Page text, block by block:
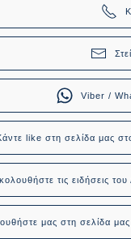
Viber /
like στη σελίδα μας
τις ειδήσεις
μας στη σελίδα